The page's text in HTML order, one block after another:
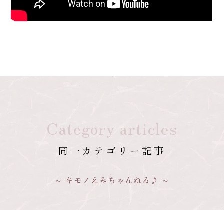
Category articles
同一カテゴリー記事
キモノえみちゃんねる♪